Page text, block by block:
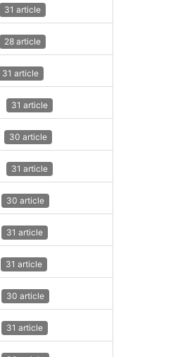
31 article
28 article
31 article
31 article
30 article
31 article
30 article
31 article
31 article
30 article
31 article